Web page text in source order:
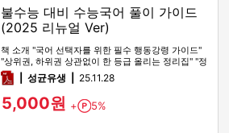
불수능 대비 수능국어 풀이 가이드
(2025 리뉴얼 Ver)
책 소개 "국어 선택자를 위한 필수 행동강령 가이드"
"상위권, 하위권 상관없이 한 등급 올리는 정리집" "정
시파이터 적극 …
pdf성균유생 25.11.28
5,000원 + Point
5%